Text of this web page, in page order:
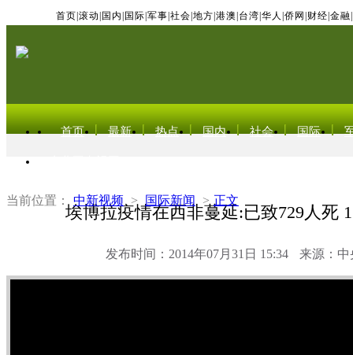
首页 滚动 国内 国际 军事 社会 地方 港澳 台湾 华人 侨网 财经 金融
首页 最新 热点 国内 社会 国际
当前位置： 中新视频 > 国际新闻 > 正文
埃博拉疫情在西非蔓延:已致729人死
发布时间：2014年07月31日 15:34 来源：中